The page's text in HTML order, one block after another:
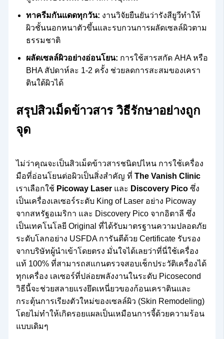
ทาครีมกันแดดทุกวัน: งานวิจัยยืนยันว่ารังสียูวีทำให้
ผิวชั้นนอกหนาตัวขึ้นและรบกวนการผลัดเซลล์ผิวตาม
ธรรมชาติ
ผลัดเซลล์ผิวอย่างอ่อนโยน: การใช้สารสกัด AHA หรือ
BHA สัปดาห์ละ 1-2 ครั้ง ช่วยลดการสะสมของเครา
ตินใต้ผิวได้
สรุปสิวเม็ดข้าวสาร วิธีรักษาอย่างถูก
จุด
ไม่ว่าคุณจะเป็นสิวเม็ดข้าวสารชนิดปไหน การใช้เครื่อง
มือที่อ่อนโยนต่อผิวเป็นสิ่งสำคัญ ที่ The Vanish Clinic
เราเลือกใช้ Picoway Laserและ Discovery Picoซึ่ง
เป็นเครื่องเลเซอร์ระดับ King of Laser อย่าง Picoway
จากสหรัฐอเมริกา และ Discovery Pico จากอิตาลี ซึ่ง
เป็นเทคโนโลยี Original ที่ได้รับมาตรฐานความปลอดภัย
ระดับโลกอย่าง USFDA การันตีด้วย Certificate รับรอง
จากบริษัทผู้นำเข้าโดยตรง มั่นใจได้เลยว่าที่นี่ใช้เครื่อง
แท้ 100% ที่สามารถสแกนตรวจสอบเช็กประวัติเครื่องได้
ทุกเครื่อง เลเซอร์ที่ปล่อยพลังงานในระดับ Picosecond
วิธีนี้จะช่วยสลายแรงยึดเหนี่ยวของก้อนเคราตินและ
กระตุ้นการเรียงตัวใหม่ของเซลล์ผิว (Skin Remodeling)
โดยไม่ทำให้เกิดรอยแผลเป็นเหมือนการจี้ด้วยความร้อน
แบบเดิมๆ